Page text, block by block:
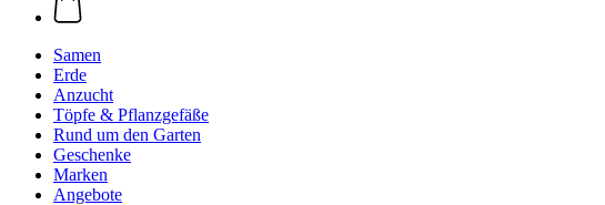
Samen
Erde
Anzucht
Töpfe & Pflanzgefäße
Rund um den Garten
Geschenke
Marken
Angebote